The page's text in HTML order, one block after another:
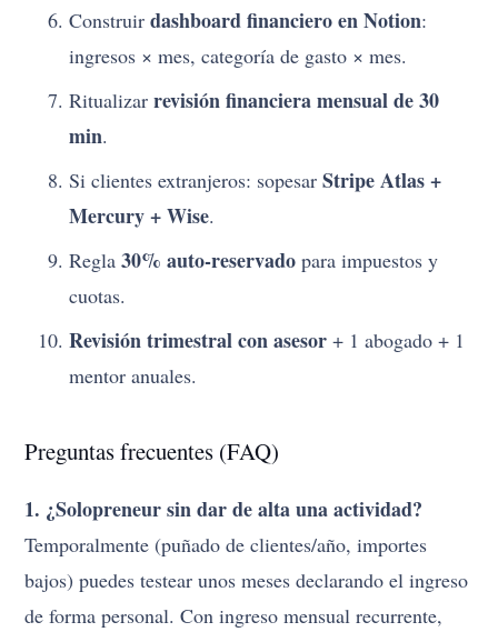
Construirdashboard financiero en Notion:
ingresos × mes, categoría de gasto × mes.
Ritualizarrevisión financiera mensual de 30
min.
Si clientes extranjeros: sopesarStripe Atlas +
Mercury + Wise.
Regla30% auto-reservado para impuestos y
cuotas.
Revisión trimestral con asesor + 1 abogado + 1
mentor anuales.
Preguntas frecuentes (FAQ)
1. ¿Solopreneur sin dar de alta una actividad?
Temporalmente (puñado de clientes/año, importes
bajos) puedes testear unos meses declarando el ingreso
de forma personal. Con ingreso mensual recurrente,